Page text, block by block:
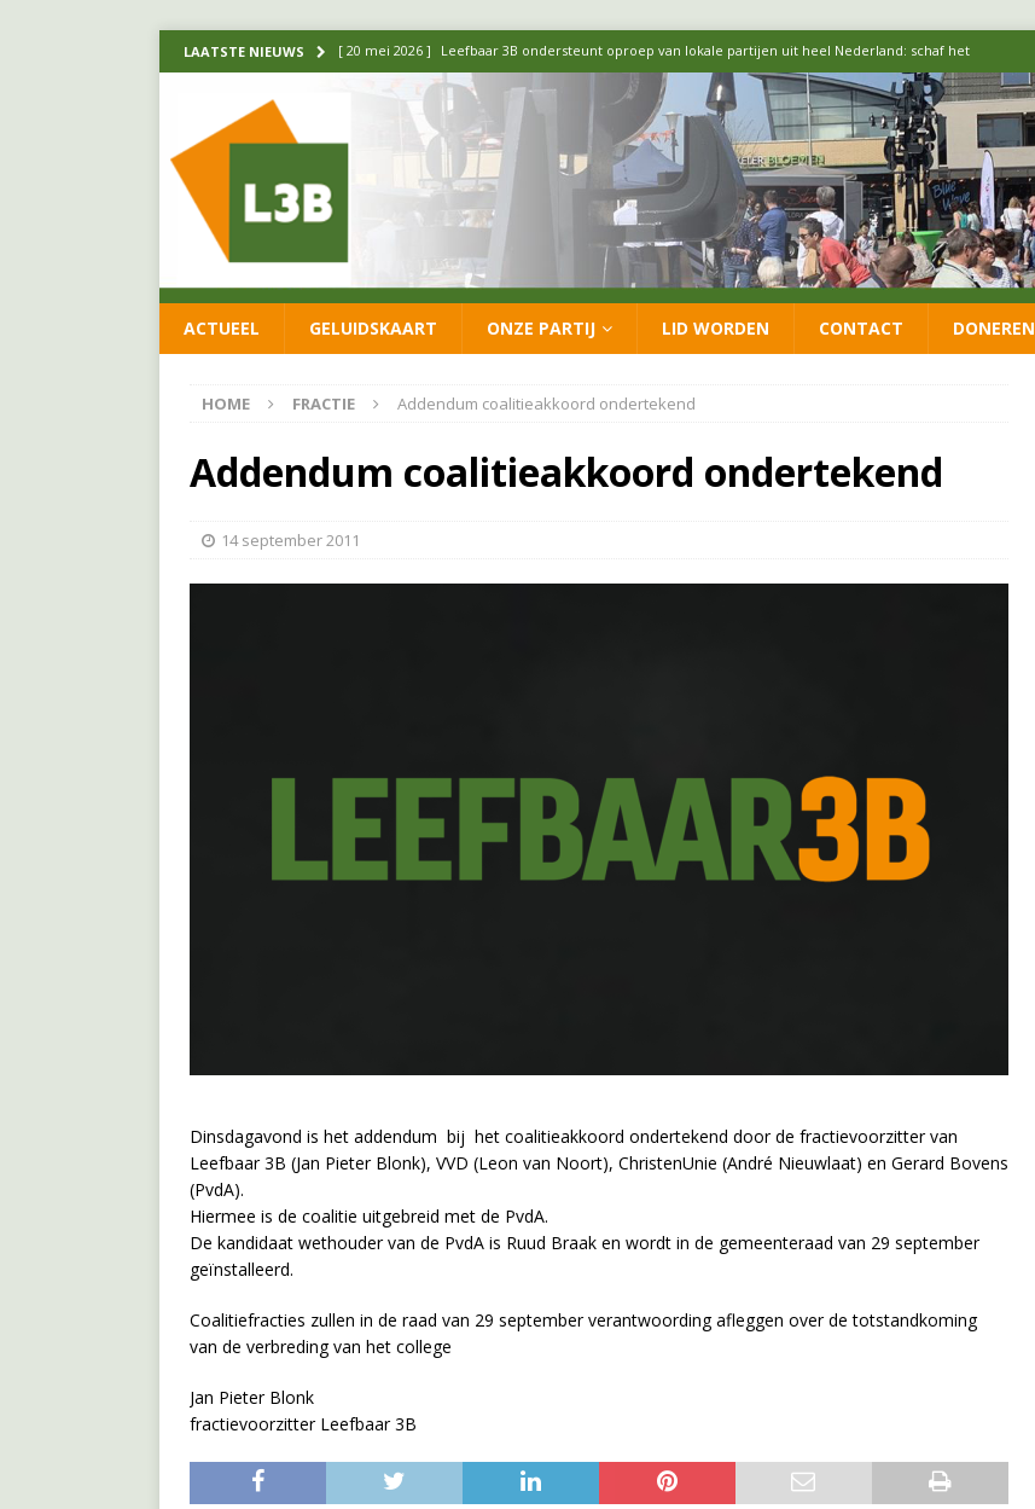
LAATSTE NIEUWS [ 20 mei 2026 ] Leefbaar 3B ondersteunt oproep van lokale partijen uit heel Nederland: schaf het
luchtalarm niet af! FRACTIE
[ 14 mei 2026 ] Update over de formatie: vacature voor onafhankelijke wethouder Sociaal Domein
[ 1 april 2026 ] Ontwikkelingen flexwoningen Oekraïners én Lansingerlanders FRACTIE
Leefbaar 3B en CDA presenteren coalitieakkoord: ‘Groeien met behoud van karakter’
[ 11 juni 2026 ] Leefbaar 3B kritisch op LOO2: belangen eigen inwoners moeten goed geborgd blijven
ACTUEEL GELUIDSKAART ONZE PARTIJ LID WORDEN CONTACT DONEREN
HOME FRACTIE Addendum coalitieakkoord ondertekend
Addendum coalitieakkoord ondertekend
14 september 2011
Dinsdagavond is het addendum bij het coalitieakkoord ondertekend door de fractievoorzitter van
Leefbaar 3B (Jan Pieter Blonk), VVD (Leon van Noort), ChristenUnie (André Nieuwlaat) en Gerard Bovens
(PvdA).
Hiermee is de coalitie uitgebreid met de PvdA.
De kandidaat wethouder van de PvdA is Ruud Braak en wordt in de gemeenteraad van 29 september
geïnstalleerd.
Coalitiefracties zullen in de raad van 29 september verantwoording afleggen over de totstandkoming
van de verbreding van het college
Jan Pieter Blonk
fractievoorzitter Leefbaar 3B